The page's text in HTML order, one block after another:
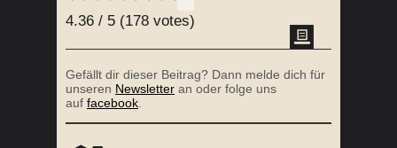
4.36 / 5 (178 votes)
Gefällt dir dieser Beitrag? Dann melde dich für
unseren Newsletter an oder folge uns
auf facebook